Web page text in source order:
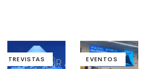
EVENTOS